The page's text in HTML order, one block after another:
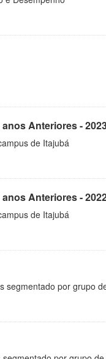
Anteriores -
de Itajubá
Anteriores -
de Itajubá
segmentado por grupo